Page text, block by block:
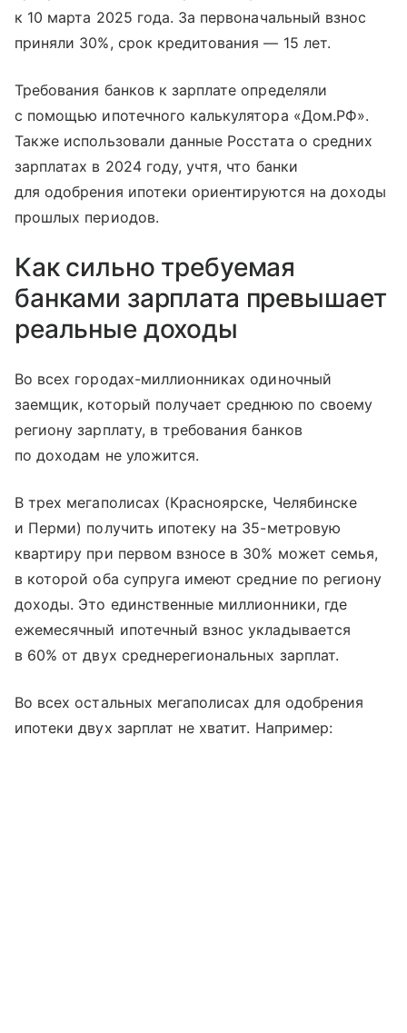
к 10 марта 2025 года. За первоначальный взнос
приняли 30%, срок кредитования — 15 лет.
Требования банков к зарплате определяли
с помощью ипотечного калькулятора «Дом.РФ».
Также использовали данные Росстата о средних
зарплатах в 2024 году, учтя, что банки
для одобрения ипотеки ориентируются на доходы
прошлых периодов.
Как сильно требуемая
банками зарплата превышает
реальные доходы
Во всех городах-миллионниках одиночный
заемщик, который получает среднюю по своему
региону зарплату, в требования банков
по доходам не уложится.
В трех мегаполисах (Красноярске, Челябинске
и Перми) получить ипотеку на 35-метровую
квартиру при первом взносе в 30% может семья,
в которой оба супруга имеют средние по региону
доходы. Это единственные миллионники, где
ежемесячный ипотечный взнос укладывается
в 60% от двух среднерегиональных зарплат.
Во всех остальных мегаполисах для одобрения
ипотеки двух зарплат не хватит. Например: